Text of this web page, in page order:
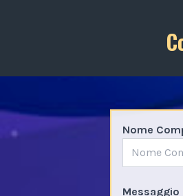
Nome
Messaggio